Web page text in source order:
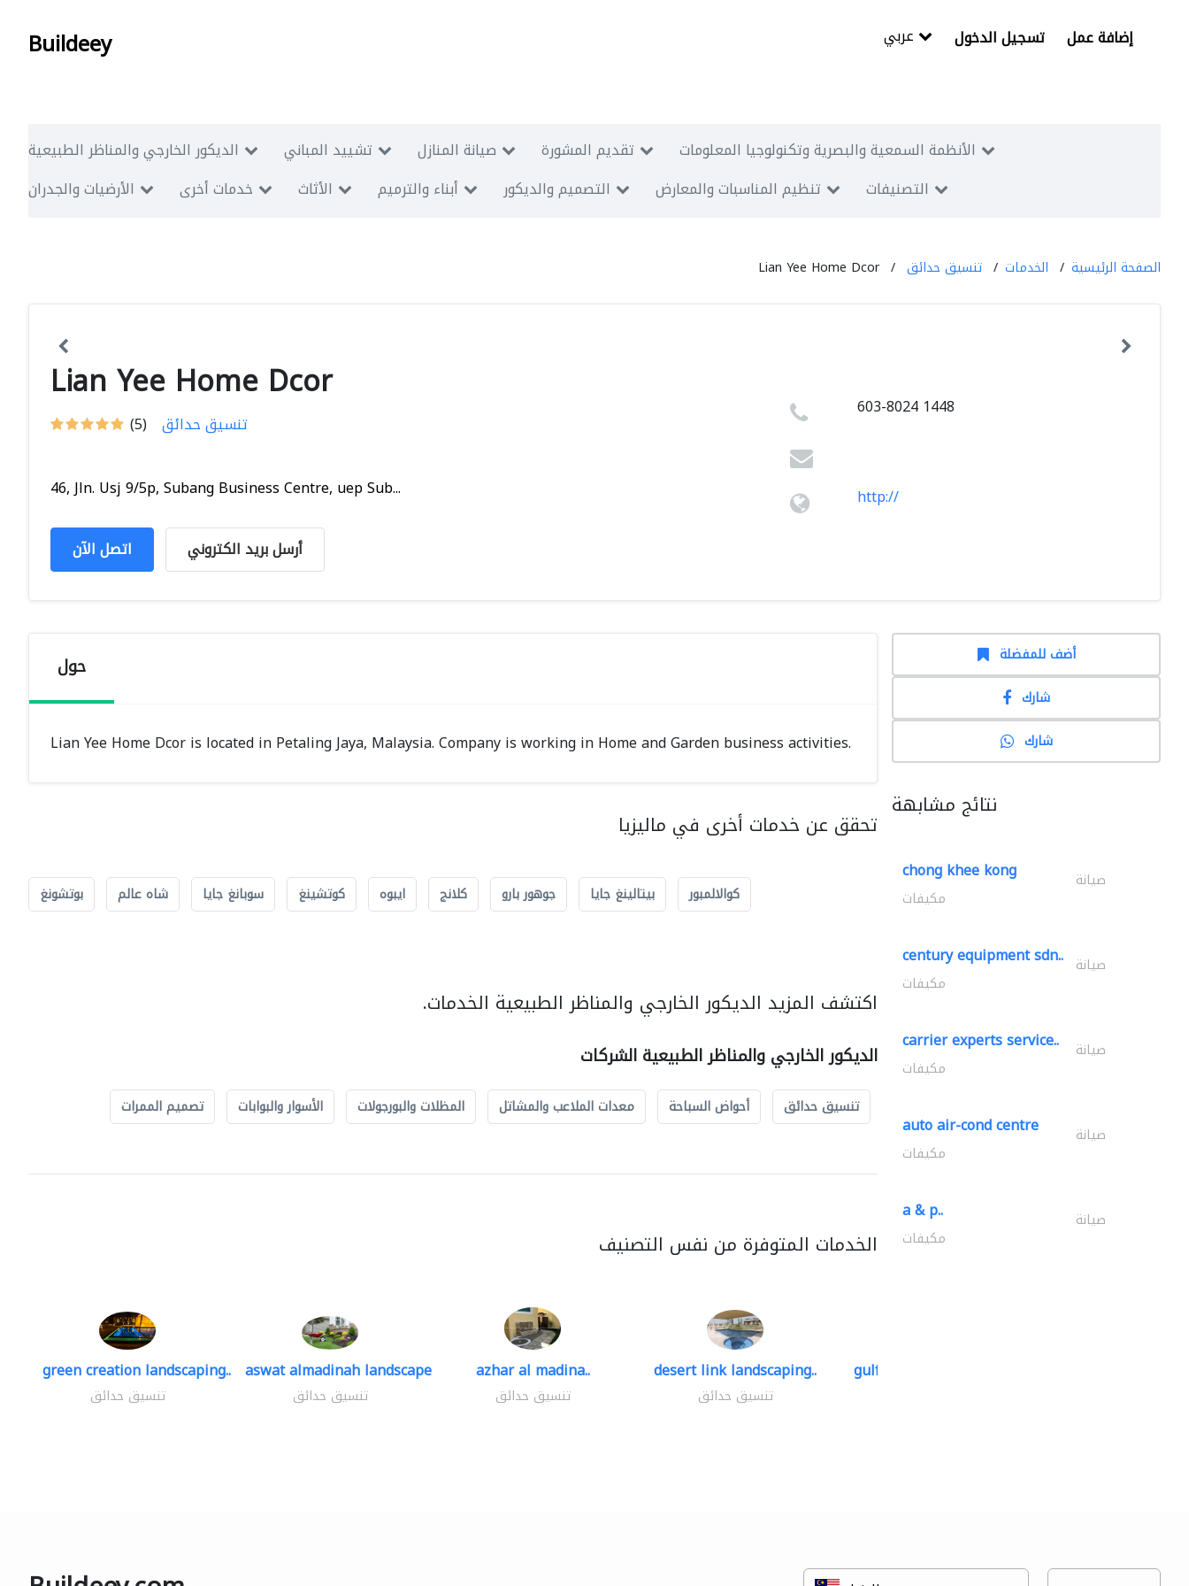
Buildeey تسجيل الدخول إضافة عمل
الديكور الخارجي والمناظر الطبيعية تشييد المباني صيانة المنازل تقديم المشورة
الأنظمة السمعية والبصرية وتكنولوجيا المعلومات
الأرضيات والجدران
خدمات أخرى الأثاث أبناء والترميم التصميم والديكور تنظيم المناسبات والمعارض التصنيفات
الصفحة الرئيسية الخدمات تنسيق حدائق Lian Yee Home Dcor
Lian Yee Home Dcor
(5) تنسيق حدائق
46, Jln. Usj 9/5p, Subang Business Centre, uep Sub...
اتصل الآن أرسل بريد الكتروني
603-8024 1448
http://
حول
Lian Yee Home Dcor is located in Petaling Jaya, Malaysia. Company is working in Home and Garden business activities.
تحقق عن خدمات أخرى في ماليزيا
كوالالمبور بيتالينغ جايا جوهور بارو كلانج ايبوه كوتشينغ سوبانغ جايا شاه عالم بوتشونغ
اكتشف المزيد الديكور الخارجي والمناظر الطبيعية الخدمات.
الديكور الخارجي والمناظر الطبيعية الشركات
تنسيق حدائق أحواض السباحة معدات الملاعب والمشاتل المظلات والبورجولات الأسوار والبوابات تصميم الممرات
الخدمات المتوفرة من نفس التصنيف
green creation landscaping..
تنسيق حدائق
aswat almadinah landscape
تنسيق حدائق
azhar al madina..
تنسيق حدائق
desert link landscaping..
تنسيق حدائق
gulf-gardens lanscape llc
أضف للمفضلة
شارك
شارك
نتائج مشابهة
chong khee kong صيانة
مكيفات
century equipment sdn.. صيانة
مكيفات
carrier experts service.. صيانة
مكيفات
auto air-cond centre صيانة
مكيفات
a & p.. صيانة
مكيفات